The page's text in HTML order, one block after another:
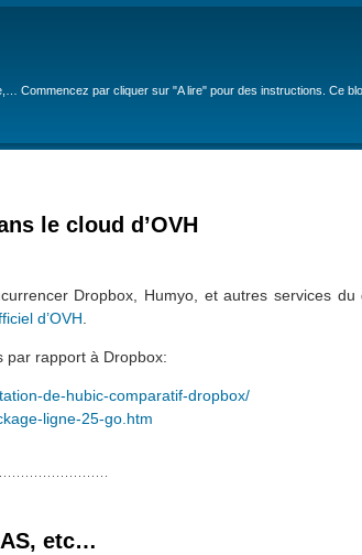
Commencez par cliquer sur "A lire" pour des instructions. Ce
le cloud d’OVH
Dropbox, Humyo, et autres services du
d’OVH
par rapport à Dropbox:
de-hubic-comparatif-dropbox/
ligne-25-go.htm
etc…